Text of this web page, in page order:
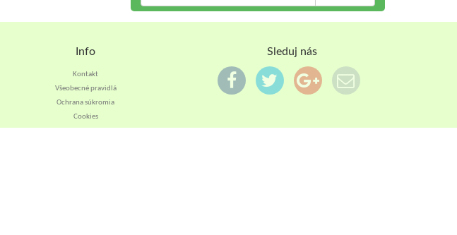
Info
Kontakt
Všeobecné pravidlá
Ochrana súkromia
Cookies
Sleduj nás